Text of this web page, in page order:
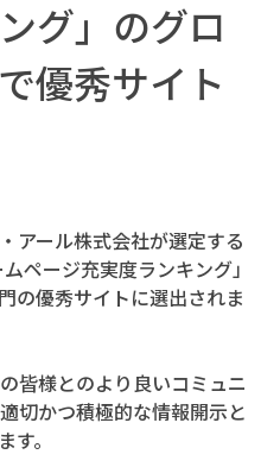
グ」のグロ
優秀サイト
アール株式会社が選定する
ページ充実度ランキング」
の優秀サイトに選出されま
皆様とのより良いコミュニ
切かつ積極的な情報開示と
。